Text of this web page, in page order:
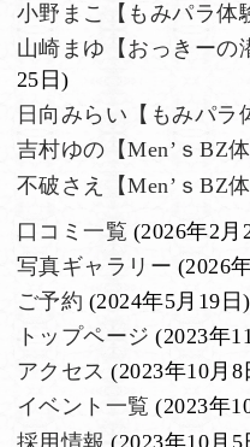
小野まこ【もみパラ体
山崎まゆ【おっきーの
25日)
日向みらい【もみパラ
吉村ゆの【Men’ｓBZ体
不破さえ【Men’ｓBZ体
口コミ一覧 (2026年2月
写真ギャラリー (2026
ご予約 (2024年5月19日)
トップページ (2023年
アクセス (2023年10月8
イベント一覧 (2023年
採用情報 (2023年10月5